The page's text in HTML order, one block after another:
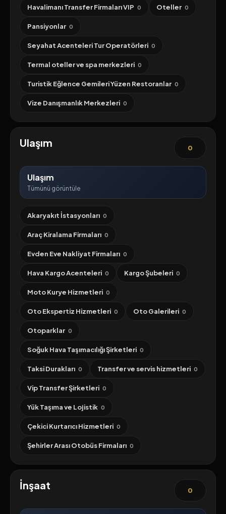
Havalimanı Transfer Firmaları VIP 0 Oteller 0
Pansiyonlar 0
Seyahat Acenteleri Tur Operatörleri 0
Termal oteller ve spa merkezleri 0
Turistik Eğlence Gemileri Yüzen Restoranlar 0
Vize Danışmanlık Merkezleri 0
Ulaşım 0
Ulaşım
Tümünü görüntüle
Akaryakıt İstasyonları 0
Araç Kiralama Firmaları 0
Evden Eve Nakliyat Firmaları 0
Hava Kargo Acenteleri 0 Kargo Şubeleri 0
Moto Kurye Hizmetleri 0
Oto Ekspertiz Hizmetleri 0 Oto Galerileri 0
Otoparklar 0
Soğuk Hava Taşımacılığı Şirketleri 0
Taksi Durakları 0 Transfer ve servis hizmetleri 0
Vip Transfer Şirketleri 0
Yük Taşıma ve Lojistik 0
Çekici Kurtarıcı Hizmetleri 0
Şehirler Arası Otobüs Firmaları 0
İnşaat 0